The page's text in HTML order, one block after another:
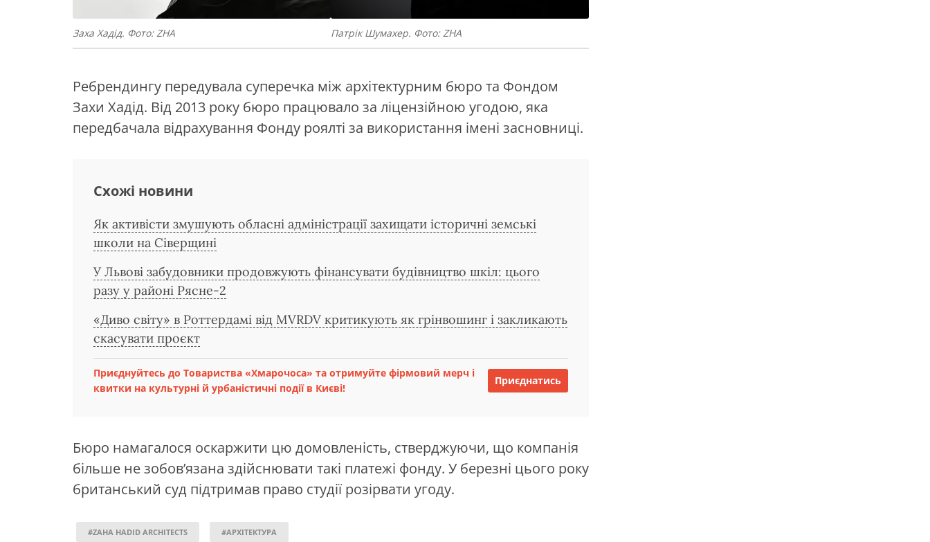
Заха Хадід. Фото: ZHA Патрік Шумахер. Фото: ZHA
Ребрендингу передувала суперечка між архітектурним бюро та Фондом
Захи Хадід. Від 2013 року бюро працювало за ліцензійною угодою, яка
передбачала відрахування Фонду роялті за використання імені засновниці.
Схожі новини
Як активісти змушують обласні адміністрації захищати історичні земські
школи на Сіверщині
У Львові забудовники продовжують фінансувати будівництво шкіл: цього
разу у районі Рясне-2
«Диво світу» в Роттердамі від MVRDV критикують як грінвошинг і закликають
скасувати проєкт
Приєднуйтесь до Товариства «Хмарочоса» та отримуйте фірмовий мерч і
квитки на культурні й урбаністичні події в Києві!
Приєднатись
Бюро намагалося оскаржити цю домовленість, стверджуючи, що компанія
більше не зобов’язана здійснювати такі платежі фонду. У березні цього року
британський суд підтримав право студії розірвати угоду.
#ZAHA HADID ARCHITECTS #АРХІТЕКТУРА